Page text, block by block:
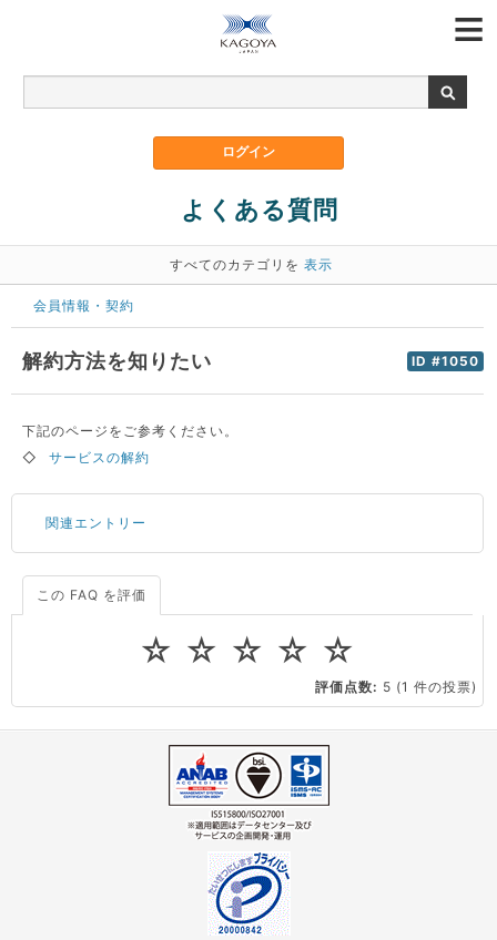
よくある質問
すべてのカテゴリを 表示
会員情報・契約
ID #1050
解約方法を知りたい
下記のページをご参考ください。
◇
サービスの解約
関連エントリー
サーバーが重いので調査してほしい
CPUやメモリをアップグレードしたい
この FAQ を評価
☆
☆
☆
☆
☆
評価点数: 5 (1 件の投票)